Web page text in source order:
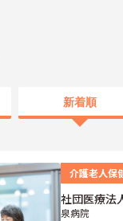
新着順
介護老人保
社団医療
泉病院